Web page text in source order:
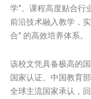
学”。课程高度贴合行
前沿技术融入教学，
合” 的高效培养体系。
该校文凭具备极高的
国家认证、中国教育
全球主流国家承认，